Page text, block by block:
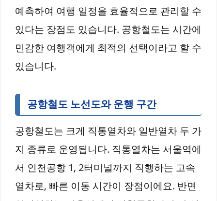
예측하여 여행 일정을 효율적으로 관리할 수
있다는 장점도 있습니다. 공항철도는 시간에
민감한 여행객에게 최적의 선택이라고 할 수
있습니다.
공항철도 노선도와 운행 구간
공항철도는 크게 직통열차와 일반열차 두 가
지 종류로 운영됩니다. 직통열차는 서울역에
서 인천공항 1, 2터미널까지 직행하는 고속
열차로, 빠른 이동 시간이 장점이에요. 반면